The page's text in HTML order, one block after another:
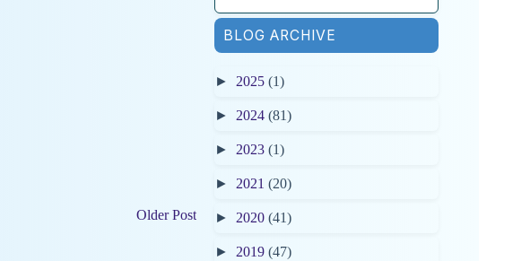
Older Post
BLOG ARCHIVE
► 2025 (1)
► 2024 (81)
► 2023 (1)
► 2021 (20)
► 2020 (41)
► 2019 (47)